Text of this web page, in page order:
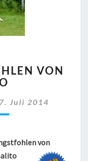
VON
7. Juli 2014
von